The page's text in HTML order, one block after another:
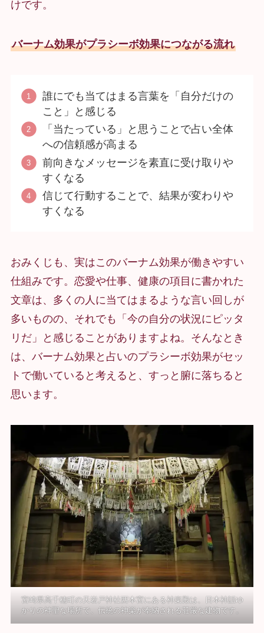
けです。
バーナム効果がプラシーボ効果につながる流れ
誰にでも当てはまる言葉を「自分だけの
こと」と感じる
「当たっている」と思うことで占い全体
への信頼感が高まる
前向きなメッセージを素直に受け取りや
すくなる
信じて行動することで、結果が変わりや
すくなる
おみくじも、実はこのバーナム効果が働きやすい
仕組みです。恋愛や仕事、健康の項目に書かれた
文章は、多くの人に当てはまるような言い回しが
多いものの、それでも「今の自分の状況にピッタ
リだ」と感じることがありますよね。そんなとき
は、バーナム効果と占いのプラシーボ効果がセッ
トで働いていると考えると、すっと腑に落ちると
思います。
宮崎県高千穂町の天岩戸神社西本宮にある神楽殿は、日本神話ゆ
かりの神聖な場所で、伝統の神楽が奉納される荘厳な建物です。